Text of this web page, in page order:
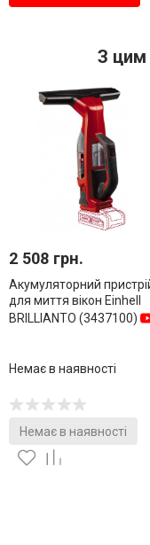
З цим
2 508 грн.
Акумуляторний
для миття вікон Einhell
BRILLIANTO (3437100)
Немає в наявності
Немає в наявності